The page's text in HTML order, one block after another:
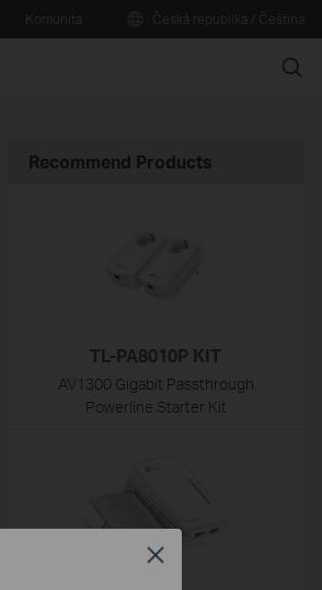
Search
Recommend Products
TL-PA8010P KIT
AV1300 Gigabit Passthrough
Powerline Starter Kit
Close